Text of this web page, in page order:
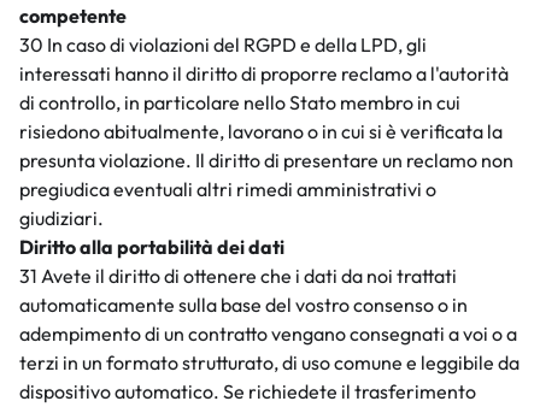
competente
30 In caso di violazioni del RGPD e della LPD, gli
interessati hanno il diritto di proporre reclamo a l'autorità
di controllo, in particolare nello Stato membro in cui
risiedono abitualmente, lavorano o in cui si è verificata la
presunta violazione. Il diritto di presentare un reclamo non
pregiudica eventuali altri rimedi amministrativi o
giudiziari.
Diritto alla portabilità dei dati
31 Avete il diritto di ottenere che i dati da noi trattati
automaticamente sulla base del vostro consenso o in
adempimento di un contratto vengano consegnati a voi o a
terzi in un formato strutturato, di uso comune e leggibile da
dispositivo automatico. Se richiedete il trasferimento